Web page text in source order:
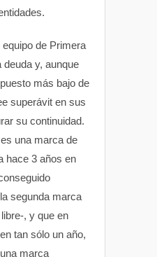
de Primera
deuda y, aunque
más bajo de
superávit en sus
su continuidad.
una marca de
hace 3 años en
segunda marca
, y que en
tan sólo un año,
marca